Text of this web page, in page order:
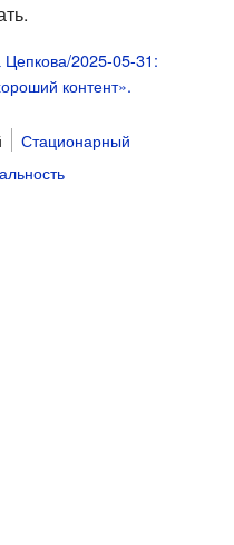
2025-05-31:
контент».
Стационарный